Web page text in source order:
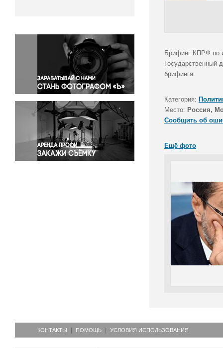
Окружающая среда
Политика
Правосудие
Происшествия и конфликты
Религия
Светская жизнь
Спорт
Экология
Экономика и бизнес
Брифинг КПРФ по
Государственный
брифинга.
Категория:
Место: Россия,
Сообщить об
Ещё фото
КОНТАКТЫ ПОМОЩЬ УСЛОВИЯ ИСПОЛЬЗОВАНИЯ